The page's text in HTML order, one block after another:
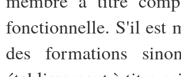
fonctionnelle. S'il est
des formations